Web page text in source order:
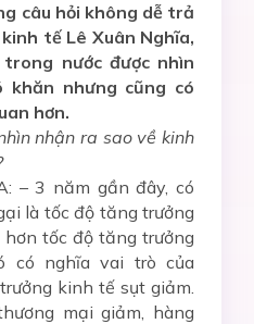
câu hỏi không dễ trả
tế Lê Xuân Nghĩa,
nước được nhìn
khăn nhưng cũng có
hơn.
nhận ra sao về kinh
– 3 năm gần đây, có
là tốc độ tăng trưởng
tốc độ tăng trưởng
có nghĩa vai trò của
kinh tế sụt giảm.
mại giảm, hàng